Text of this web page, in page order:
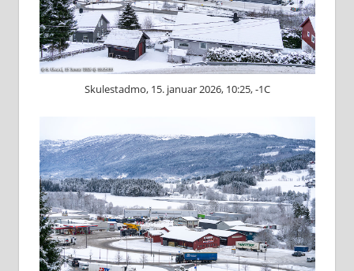
Skulestadmo, 15. januar 2026, 10:25, -1C